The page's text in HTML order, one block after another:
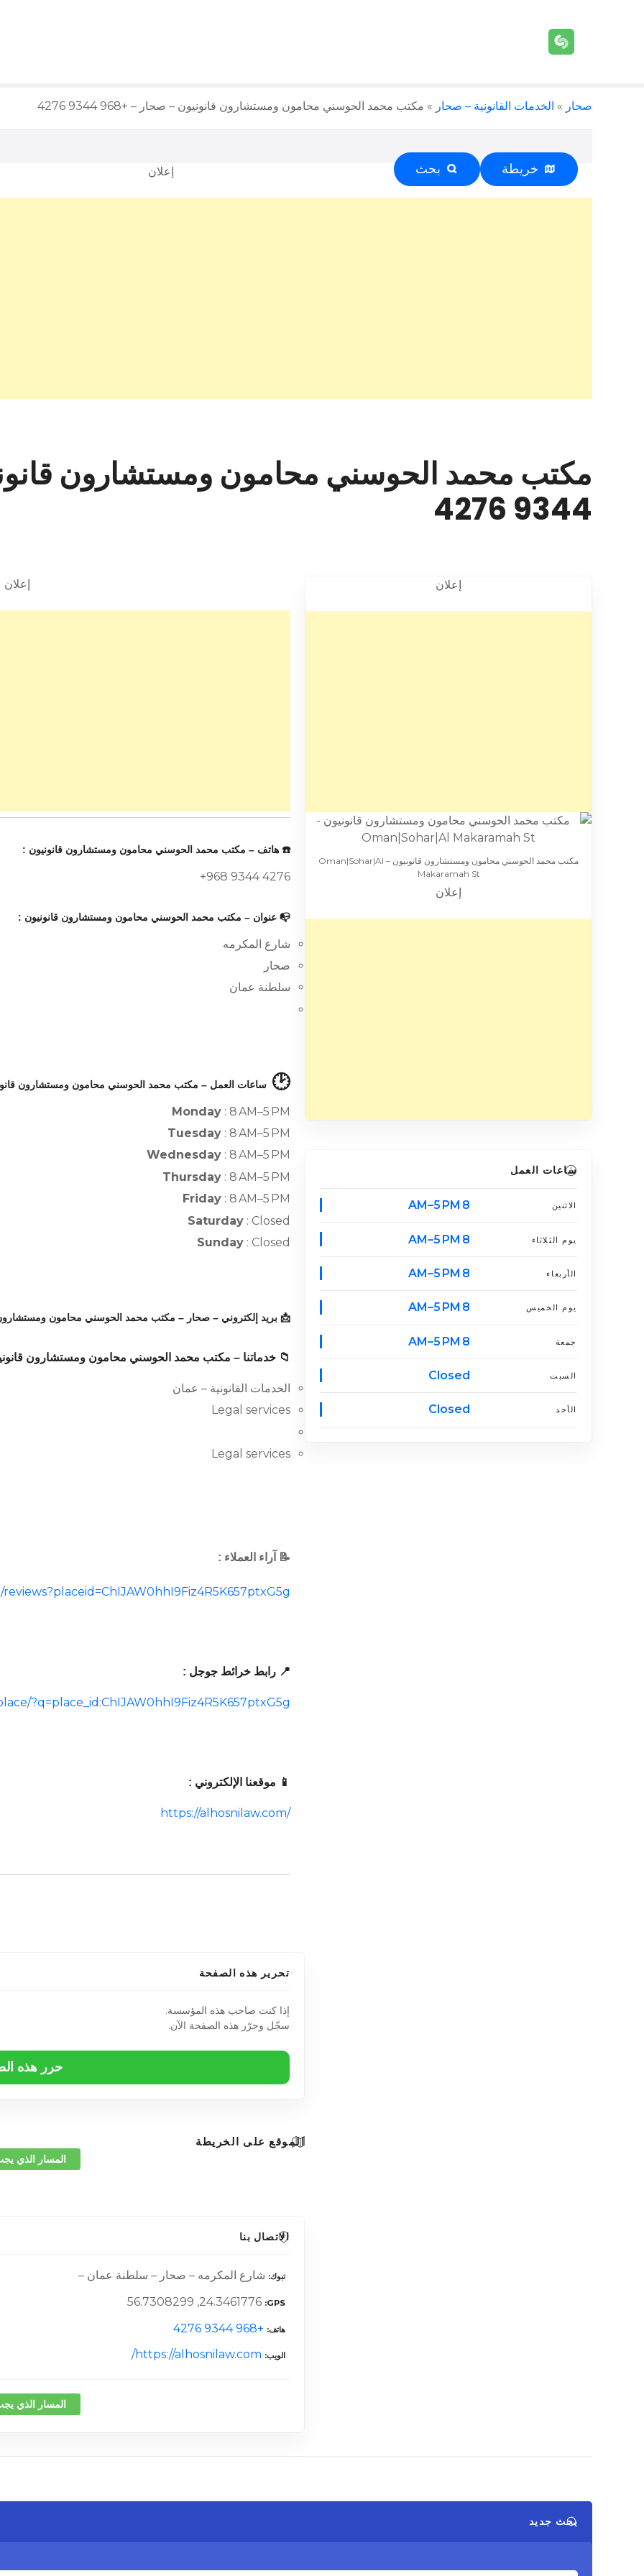
صحار » الخدمات القانونية – صحار » مكتب محمد الحوسني محامون ومستشارون قانونيون – صحار – +968 9344 4276
خريطة بحث إعلان
9344 4276
إعلان
مكتب محمد الحوسني محامون ومستشارون قانونيون – Oman|Sohar|Al
Makaramah St
إعلان
ساعات العمل
الاثنين 8 AM–5 PM
يوم الثلاثاء 8 AM–5 PM
الأربعاء 8 AM–5 PM
يوم الخميس 8 AM–5 PM
جمعة 8 AM–5 PM
السبت Closed
الأحد Closed
إعلان
☎️ هاتف – مكتب محمد الحوسني محامون ومستشارون قانونيون :
+968 9344 4276
📭 عنوان – مكتب محمد الحوسني محامون ومستشارون قانونيون :
شارع المكرمه
صحار
سلطنة عمان
🕑 ساعات العمل – مكتب محمد الحوسني محامون ومستشارون
Monday : 8 AM–5 PM
Tuesday : 8 AM–5 PM
Wednesday : 8 AM–5 PM
Thursday : 8 AM–5 PM
Friday : 8 AM–5 PM
Saturday : Closed
Sunday : Closed
📩 بريد إلكتروني – صحار – مكتب محمد الحوسني محامون
📁 خدماتنا – مكتب محمد الحوسني محامون ومستشارون
الخدمات القانونية – عمان
Legal services
Legal services
📝 آراء العملاء :
📍 رابط خرائط جوجل :
?q=place_id:ChIJAW0hhI9Fiz4R5K657ptxG5g
📱 موقعنا الإلكتروني :
https://alhosnilaw.com/
تحرير هذه الصفحة
إذا كنت صاحب هذه المؤسسة.
سجّل وحرّر هذه الصفحة الآن.
حرر هذه
الموقع على الخريطة
المسار الذي
الاتصال بنا
تبوك شارع المكرمه – صحار – سلطنة عمان –
GPS
24.3461776, 56.7308299
هاتف +968 9344 4276
الويب https://alhosnilaw.com/
المسار الذي
بحث جديد